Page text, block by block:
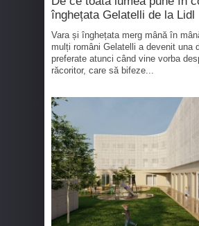
înghețata Gelatelli de la Lidl
Vara și înghețata merg mână în
mulți români Gelatelli a devenit una
preferate atunci când vine vorba
răcoritor, care să bifeze...